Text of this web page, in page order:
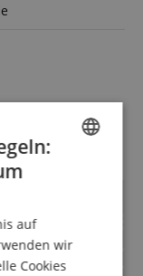
FRENCH
auf
wir
Cookies